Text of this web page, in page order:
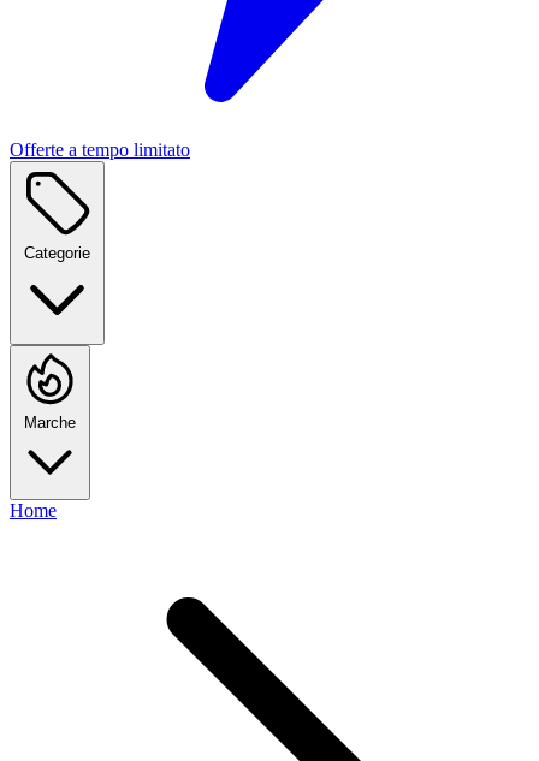
Offerte a tempo limitato
Categorie
Marche
Home